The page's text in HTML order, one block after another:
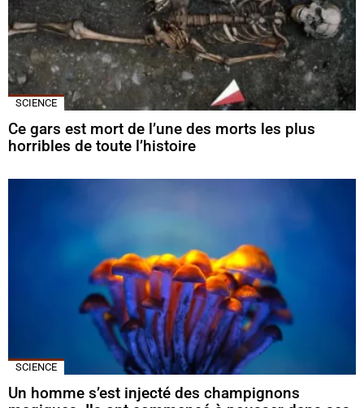
SCIENCE
Ce gars est mort de l’une des morts les plus
horribles de toute l’histoire
SCIENCE
Un homme s’est injecté des champignons